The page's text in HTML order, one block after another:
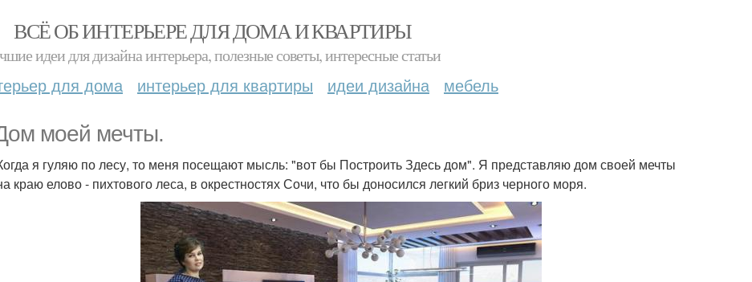
ВСЁ ОБ ИНТЕРЬЕРЕ ДЛЯ ДОМА И КВАРТИРЫ
идеи для дизайна интерьера, полезные советы, интересные статьи
для дома интерьер для квартиры идеи дизайна мебель
моей мечты.
я гуляю по лесу, то меня посещают мысль: "вот бы Построить Здесь дом". Я представляю дом своей мечты
краю елово - пихтового леса, в окрестностях Сочи, что бы доносился легкий бриз черного моря.